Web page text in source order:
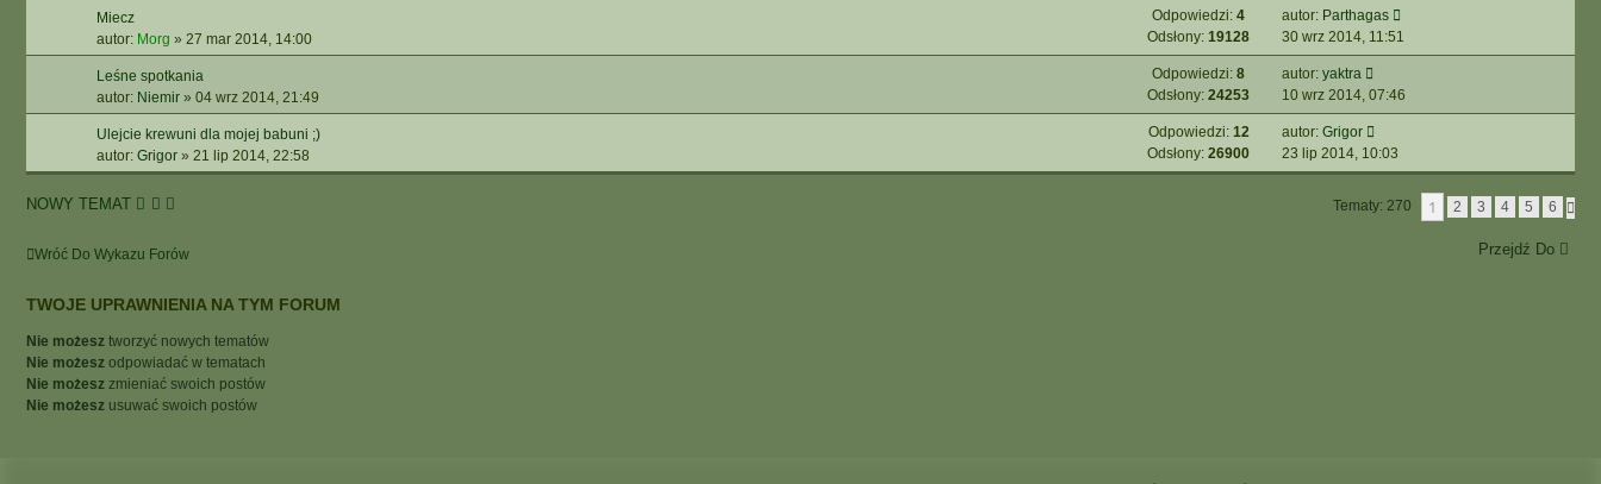
Miecz
autor: Morg » 27 mar 2014, 14:00
Odpowiedzi: 4
Odsłony: 19128
autor: Parthagas
30 wrz 2014, 11:51
Leśne spotkania
autor: Niemir » 04 wrz 2014, 21:49
Odpowiedzi: 8
Odsłony: 24253
autor: yaktra
10 wrz 2014, 07:46
Ulejcie krewuni dla mojej babuni ;)
autor: Grigor » 21 lip 2014, 22:58
Odpowiedzi: 12
Odsłony: 26900
autor: Grigor
23 lip 2014, 10:03
NOWY TEMAT Tematy: 270 1 2 3 4 5 6
Wróć Do Wykazu Forów Przejdź Do
TWOJE UPRAWNIENIA NA TYM FORUM
Nie możesz tworzyć nowych tematów
Nie możesz odpowiadać w tematach
Nie możesz zmieniać swoich postów
Nie możesz usuwać swoich postów